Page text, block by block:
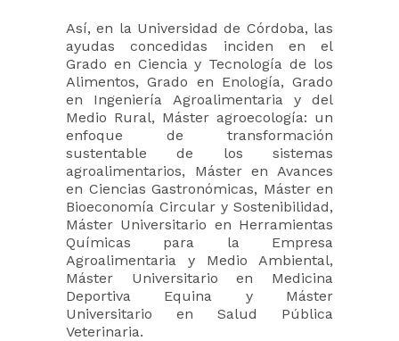
Así, en la Universidad de Córdoba, las
ayudas concedidas inciden en el
Grado en Ciencia y Tecnología de los
Alimentos, Grado en Enología, Grado
en Ingeniería Agroalimentaria y del
Medio Rural, Máster agroecología: un
enfoque de transformación
sustentable de los sistemas
agroalimentarios, Máster en Avances
en Ciencias Gastronómicas, Máster en
Bioeconomía Circular y Sostenibilidad,
Máster Universitario en Herramientas
Químicas para la Empresa
Agroalimentaria y Medio Ambiental,
Máster Universitario en Medicina
Deportiva Equina y Máster
Universitario en Salud Pública
Veterinaria.